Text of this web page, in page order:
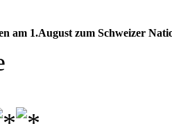
am 1.August zum Schweizer